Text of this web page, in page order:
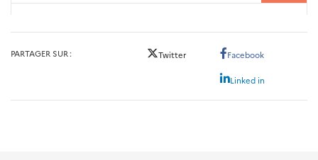
PARTAGER SUR Twitter Facebook
Linked in